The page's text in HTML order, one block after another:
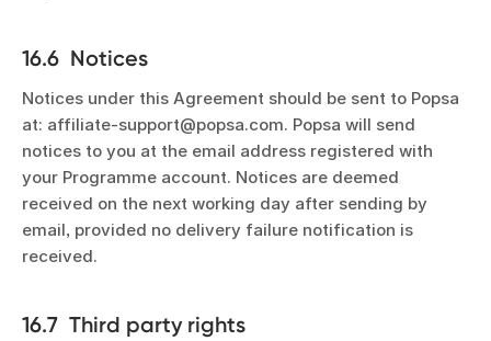
16.6 Notices
Notices under this Agreement should be sent to Popsa
at: affiliate-support@popsa.com. Popsa will send
notices to you at the email address registered with
your Programme account. Notices are deemed
received on the next working day after sending by
email, provided no delivery failure notification is
received.
16.7 Third party rights